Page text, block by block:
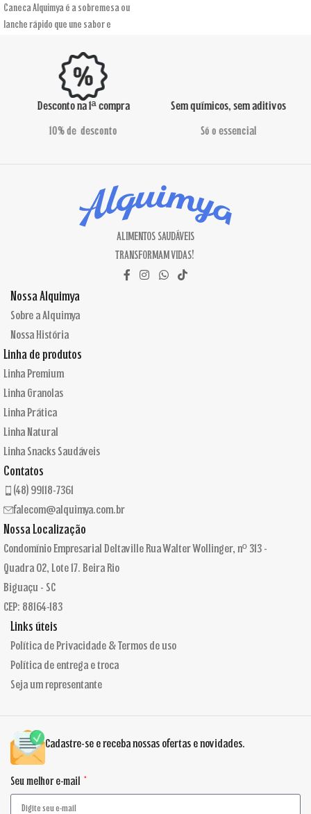
Caneca Alquimya é a sobremesa ou
lanche rápido que une sabor e
Desconto na 1ª compra
10% de desconto
Sem químicos, sem aditivos
Só o essencial
ALIMENTOS SAUDÁVEIS
TRANSFORMAM VIDAS!
Nossa Alquimya
Sobre a Alquimya
Nossa História
Linha de produtos
Linha Premium
Linha Granolas
Linha Prática
Linha Natural
Linha Snacks Saudáveis
Contatos
(48) 99118-7361
falecom@alquimya.com.br
Nossa Localização
Condomínio Empresarial Deltaville Rua Walter Wollinger, nº 313 -
Quadra 02, Lote 17. Beira Rio
Biguaçu - SC
CEP: 88164-183
Links úteis
Política de Privacidade & Termos de uso
Política de entrega e troca
Seja um representante
Cadastre-se e receba nossas ofertas e novidades.
Seu melhor e-mail